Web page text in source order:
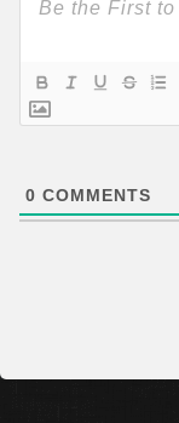
0 COMMENTS